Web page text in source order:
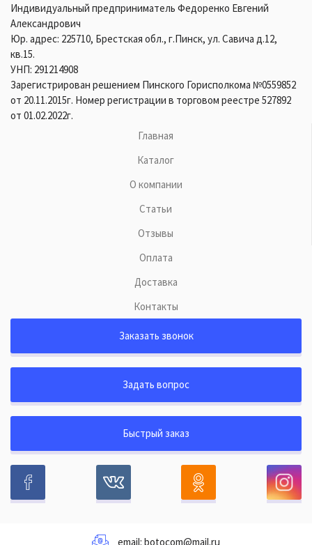
Индивидуальный предприниматель Федоренко Евгений
Александрович
Юр. адрес: 225710, Брестская обл., г.Пинск, ул. Савича д.12,
кв.15.
УНП: 291214908
Зарегистрирован решением Пинского Горисполкома №0559852
от 20.11.2015г. Номер регистрации в торговом реестре 527892
от 01.02.2022г.
Главная
Каталог
О компании
Статьи
Отзывы
Оплата
Доставка
Контакты
Заказать звонок
Задать вопрос
Быстрый заказ
email: botocom@mail.ru